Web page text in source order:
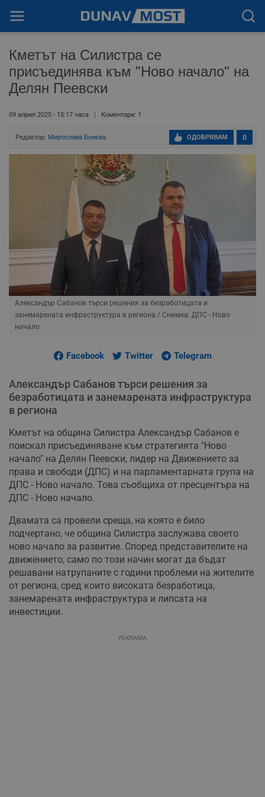
Кметът на Силистра се
присъединява към "Ново начало" на
Делян Пеевски
09 април 2025 - 15:17 часа Коментари: 1
Редактор: Мирослава Бонева 0
ОДОБРЯВАМ
Александър Сабанов търси решения за безработицата и
занемарената инфраструктура в региона / Снимка: ДПС - Ново
начало
Facebook Twitter Telegram
Александър Сабанов търси решения за
безработицата и занемарената инфраструктура
в региона
Кметът на община Силистра Александър Сабанов е
поискал присъединяване към стратегията "Ново
начало" на Делян Пеевски, лидер на Движението за
права и свободи (ДПС) и на парламентарната група на
ДПС - Ново начало. Това съобщиха от пресцентъра на
ДПС - Ново начало.
Двамата са провели среща, на която е било
подчертано, че община Силистра заслужава своето
ново начало за развитие. Според представителите на
движението, само по този начин могат да бъдат
решавани натрупаните с години проблеми на жителите
от региона, сред които високата безработица,
занемарената инфраструктура и липсата на
инвестиции.
РЕКЛАМА